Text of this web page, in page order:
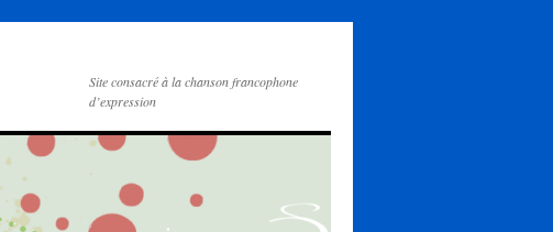
Site consacré à la chanson francophone
d’expression